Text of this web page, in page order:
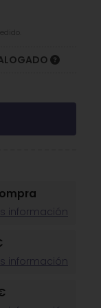
información
información